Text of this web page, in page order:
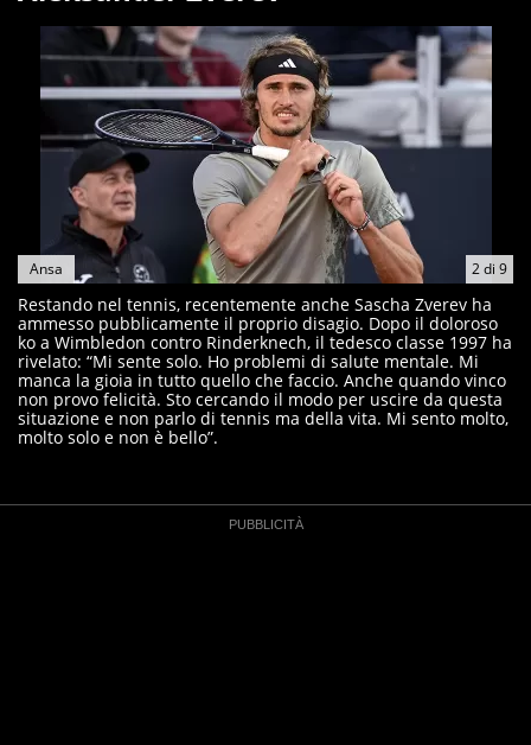
2di 9
Ansa
Restando nel tennis, recentemente anche Sascha Zverev ha
ammesso pubblicamente il proprio disagio. Dopo il doloroso
ko a Wimbledon contro Rinderknech, il tedesco classe 1997 ha
rivelato: “Mi sente solo. Ho problemi di salute mentale. Mi
manca la gioia in tutto quello che faccio. Anche quando vinco
non provo felicità. Sto cercando il modo per uscire da questa
situazione e non parlo di tennis ma della vita. Mi sento molto,
molto solo e non è bello”.